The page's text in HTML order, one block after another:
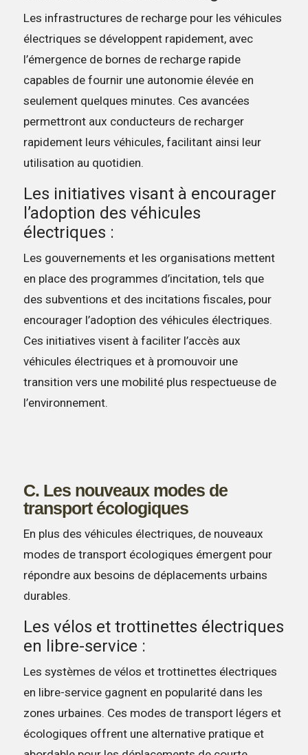
Les infrastructures de recharge pour les véhicules
électriques se développent rapidement, avec
l’émergence de bornes de recharge rapide
capables de fournir une autonomie élevée en
seulement quelques minutes. Ces avancées
permettront aux conducteurs de recharger
rapidement leurs véhicules, facilitant ainsi leur
utilisation au quotidien.
Les initiatives visant à encourager
l’adoption des véhicules
électriques :
Les gouvernements et les organisations mettent
en place des programmes d’incitation, tels que
des subventions et des incitations fiscales, pour
encourager l’adoption des véhicules électriques.
Ces initiatives visent à faciliter l’accès aux
véhicules électriques et à promouvoir une
transition vers une mobilité plus respectueuse de
l’environnement.
C. Les nouveaux modes de
transport écologiques
En plus des véhicules électriques, de nouveaux
modes de transport écologiques émergent pour
répondre aux besoins de déplacements urbains
durables.
Les vélos et trottinettes électriques
en libre-service :
Les systèmes de vélos et trottinettes électriques
en libre-service gagnent en popularité dans les
zones urbaines. Ces modes de transport légers et
écologiques offrent une alternative pratique et